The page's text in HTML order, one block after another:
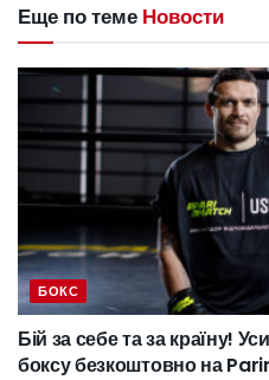
Еще по теме Новости
БОКС
Бій за себе та за країну!
боксу безкоштовно на